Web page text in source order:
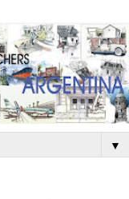
▼